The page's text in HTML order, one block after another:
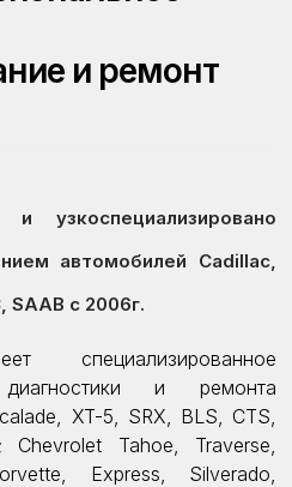
и ремонт
узкоспециализировано
автомобилей Cadillac,
SAAB с 2006г.
и ремонта
XT-5, SRX, BLS, CTS,
Tahoe, Traverse,
Express, Silverado,